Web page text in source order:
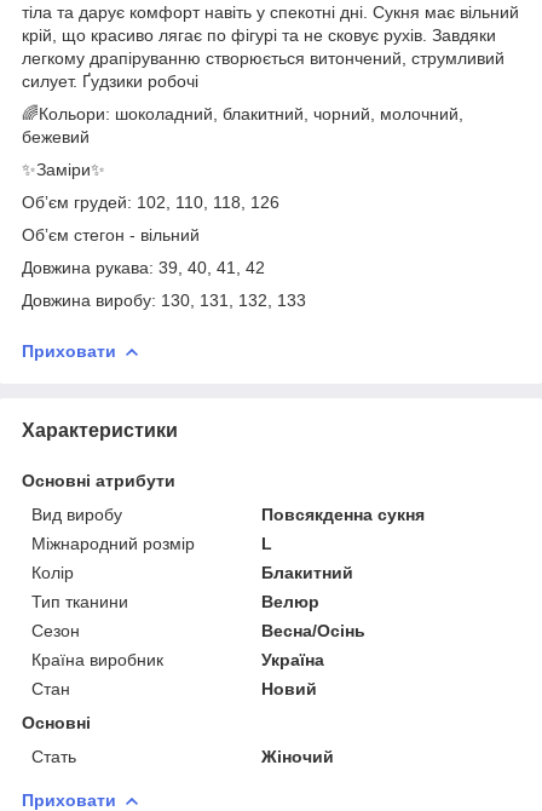
тіла та дарує комфорт навіть у спекотні дні. Сукня має вільний
крій, що красиво лягає по фігурі та не сковує рухів. Завдяки
легкому драпіруванню створюється витончений, струмливий
силует. Ґудзики робочі
🌈Кольори: шоколадний, блакитний, чорний, молочний,
бежевий
✨Заміри✨
Обʼєм грудей: 102, 110, 118, 126
Обʼєм стегон - вільний
Довжина рукава: 39, 40, 41, 42
Довжина виробу: 130, 131, 132, 133
Приховати
Характеристики
Основні атрибути
Вид виробу
Повсякденна сукня
Міжнародний розмір
L
Колір
Блакитний
Тип тканини
Велюр
Сезон
Весна/Осінь
Країна виробник
Україна
Стан
Новий
Основні
Стать
Жіночий
Приховати